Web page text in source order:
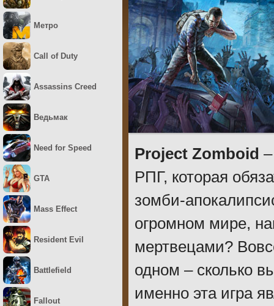
Project Zomboid
РПГ, которая
зомби-
огромном мире,
мертвецами?
одном – сколько
именно эта игра
Метро
Call of Duty
Assassins Creed
Ведьмак
Need for Speed
GTA
Mass Effect
Resident Evil
Battlefield
Fallout